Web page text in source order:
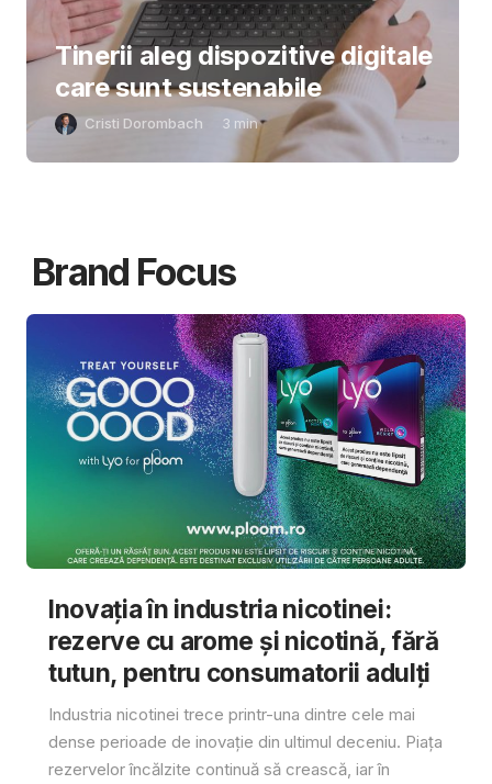
Tinerii aleg dispozitive digitale
care sunt sustenabile
Cristi Dorombach 3 min
Brand Focus
Inovația în industria nicotinei:
rezerve cu arome și nicotină, fără
tutun, pentru consumatorii adulți
Industria nicotinei trece printr-una dintre cele mai
dense perioade de inovație din ultimul deceniu. Piața
rezervelor încălzite continuă să crească, iar în